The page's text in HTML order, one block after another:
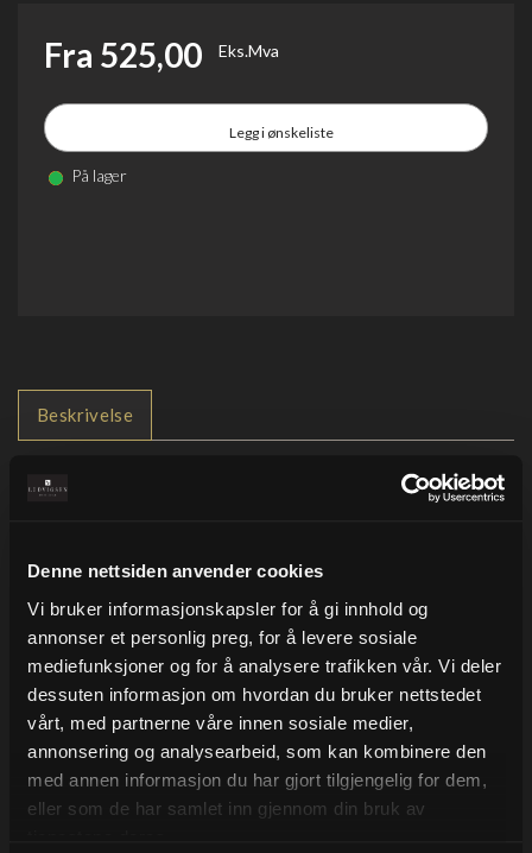
Denne nettsiden anvender cookies
Vi bruker informasjonskapsler for å gi innhold og
annonser et personlig preg, for å levere sosiale
mediefunksjoner og for å analysere trafikken vår. Vi deler
dessuten informasjon om hvordan du bruker nettstedet
vårt, med partnerne våre innen sosiale medier,
annonsering og analysearbeid, som kan kombinere den
med annen informasjon du har gjort tilgjengelig for dem,
eller som de har samlet inn gjennom din bruk av
Fra 525,00 Eks.Mva
Legg i ønskeliste
På lager
Beskrivelse
Bunnfargen på papiret er lys mintgrønn.
Tilbehør